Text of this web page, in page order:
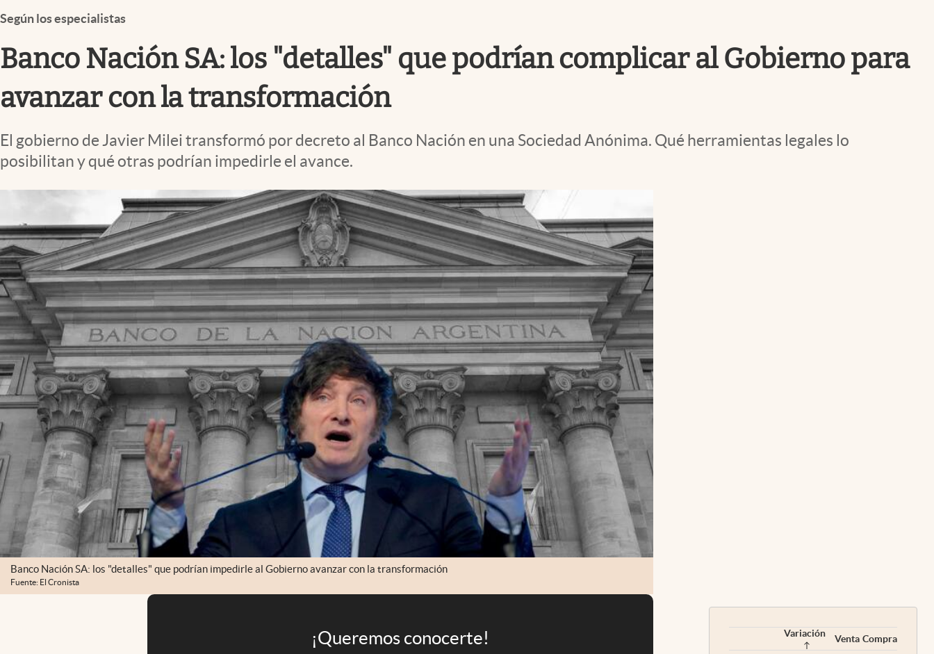
Clima
El Cronista Studio
Mediakit
abre en nueva pestaña
Según los especialistas
Banco Nación SA: los "detalles" que podrían complicar al Gobierno para
avanzar con la transformación
El gobierno de Javier Milei transformó por decreto al Banco Nación en una Sociedad Anónima. Qué herramientas legales lo
posibilitan y qué otras podrían impedirle el avance.
Banco Nación SA: los "detalles" que podrían impedirle al Gobierno avanzar con la transformación
Fuente: El Cronista
¡Queremos conocerte! Variación Venta Compra